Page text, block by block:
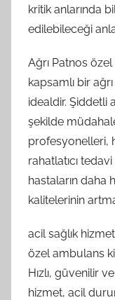
kritik anlarında
edilebileceği
Ağrı Patnos
kapsamlı bir
idealdir. Şiddetli
şekilde
profesyonelleri,
rahatlatıcı
hastaların daha
kalitelerinin
acil sağlık
özel ambulans
Hızlı, güvenilir
hizmet, acil